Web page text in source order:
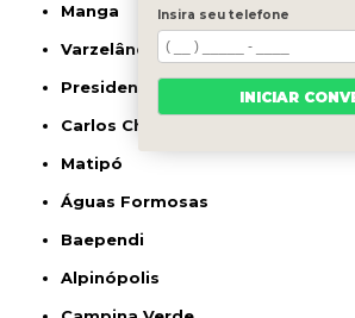
Manga
Varzelândia
Presidente Olegário
Carlos Chagas
Matipó
Águas Formosas
Baependi
Alpinópolis
Insira seu telefone
INICIAR